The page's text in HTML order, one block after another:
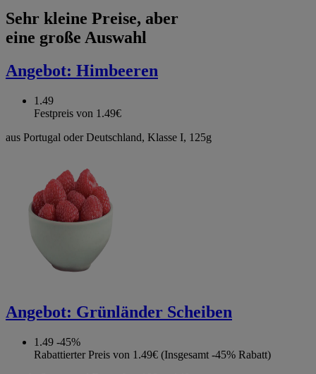
Sehr kleine Preise, aber
eine große Auswahl
Angebot: Himbeeren
1.49
Festpreis von 1.49€
aus Portugal oder Deutschland, Klasse I, 125g
Angebot: Grünländer Scheiben
1.49 -45%
Rabattierter Preis von 1.49€ (Insgesamt -45% Rabatt)